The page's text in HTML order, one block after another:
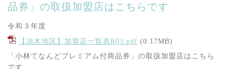
品券」の取扱加盟店はこちらです
令和３年度
【須木地区】加盟店一覧表R03.pdf (0.17MB)
「小林てなんどプレミアム付商品券」の取扱加盟店はこちら
です